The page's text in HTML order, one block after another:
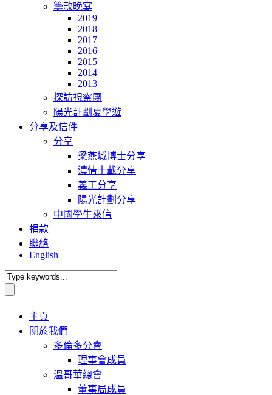
籌款晚宴
2019
2018
2017
2016
2015
2014
2013
探訪視察團
陽光計劃夏學遊
分享及信件
分享
梁燕城博士分享
濃情十載分享
義工分享
陽光計劃分享
中國學生來信
捐款
聯絡
English
主頁
關於我們
多倫多分會
理事會成員
溫哥華總會
董事局成員